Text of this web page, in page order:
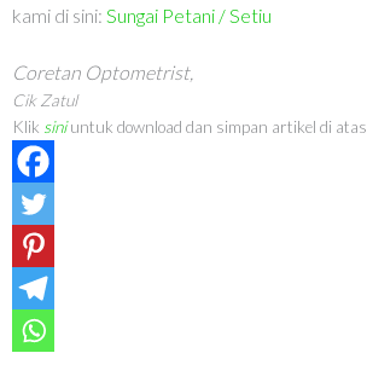
kami di sini: Sungai Petani /Setiu
Coretan Optometrist,
Cik Zatul
Klik siniuntuk download dan simpan artikel di atas.